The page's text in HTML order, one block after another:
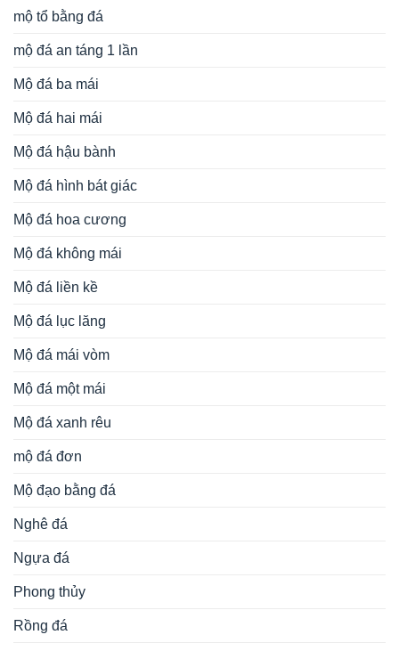
mộ tổ bằng đá
mộ đá an táng 1 lần
Mộ đá ba mái
Mộ đá hai mái
Mộ đá hậu bành
Mộ đá hình bát giác
Mộ đá hoa cương
Mộ đá không mái
Mộ đá liền kề
Mộ đá lục lăng
Mộ đá mái vòm
Mộ đá một mái
Mộ đá xanh rêu
mộ đá đơn
Mộ đạo bằng đá
Nghê đá
Ngựa đá
Phong thủy
Rồng đá